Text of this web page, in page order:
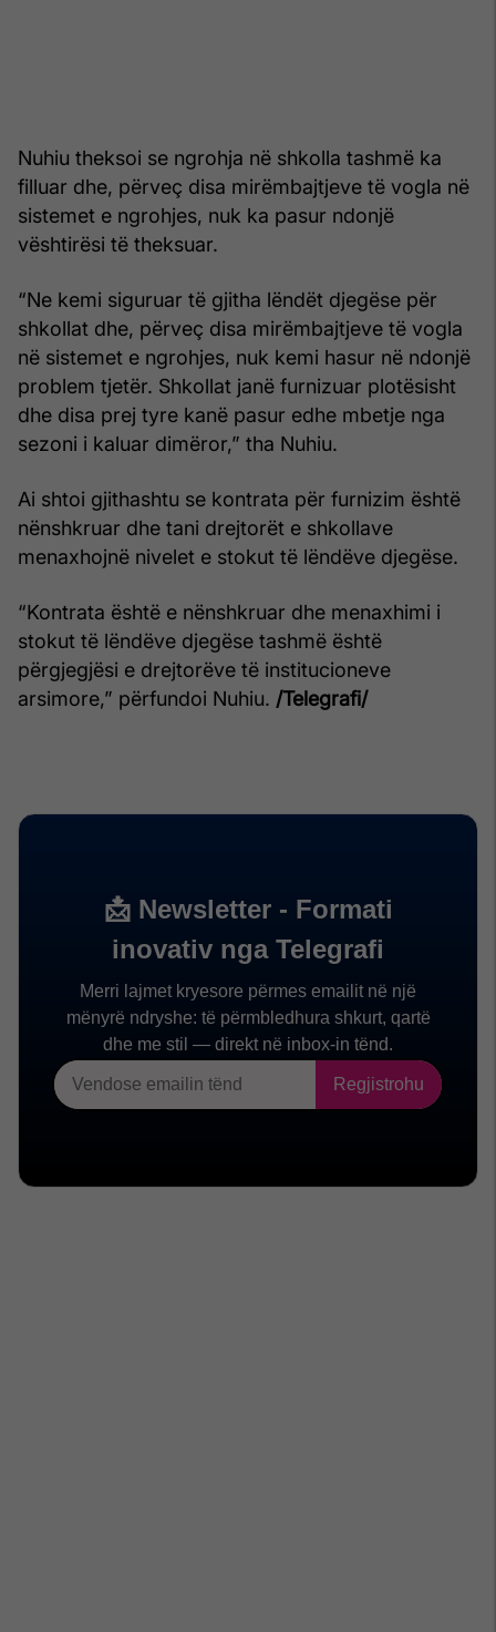
Nuhiu theksoi se ngrohja në shkolla tashmë ka
filluar dhe, përveç disa mirëmbajtjeve të vogla në
sistemet e ngrohjes, nuk ka pasur ndonjë
vështirësi të theksuar.
“Ne kemi siguruar të gjitha lëndët djegëse për
shkollat dhe, përveç disa mirëmbajtjeve të vogla
në sistemet e ngrohjes, nuk kemi hasur në ndonjë
problem tjetër. Shkollat janë furnizuar plotësisht
dhe disa prej tyre kanë pasur edhe mbetje nga
sezoni i kaluar dimëror,” tha Nuhiu.
Ai shtoi gjithashtu se kontrata për furnizim është
nënshkruar dhe tani drejtorët e shkollave
menaxhojnë nivelet e stokut të lëndëve djegëse.
“Kontrata është e nënshkruar dhe menaxhimi i
stokut të lëndëve djegëse tashmë është
përgjegjësi e drejtorëve të institucioneve
arsimore,” përfundoi Nuhiu. /Telegrafi/